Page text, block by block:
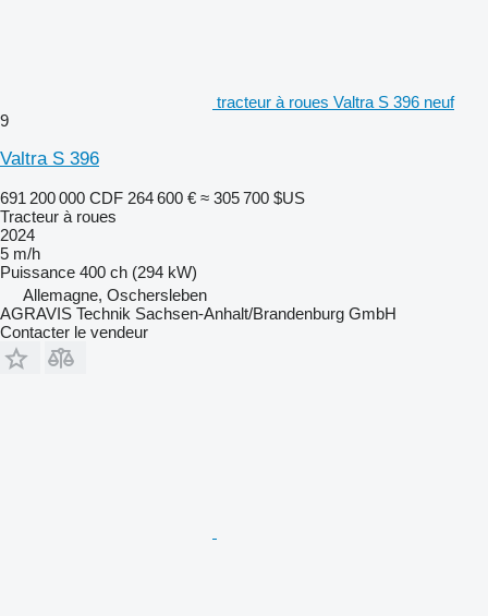
tracteur à roues Valtra S 396 neuf
9
Valtra S 396
691 200 000 CDF 264 600 € ≈ 305 700 $US
Tracteur à roues
2024
5 m/h
Puissance 400 ch (294 kW)
Allemagne, Oschersleben
AGRAVIS Technik Sachsen-Anhalt/Brandenburg GmbH
Contacter le vendeur